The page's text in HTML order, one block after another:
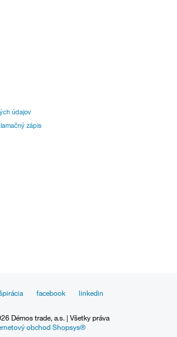
údajov
zápis
facebook
linkedin
Démos trade, a.s. | Všetky práva
obchod Shopsys®